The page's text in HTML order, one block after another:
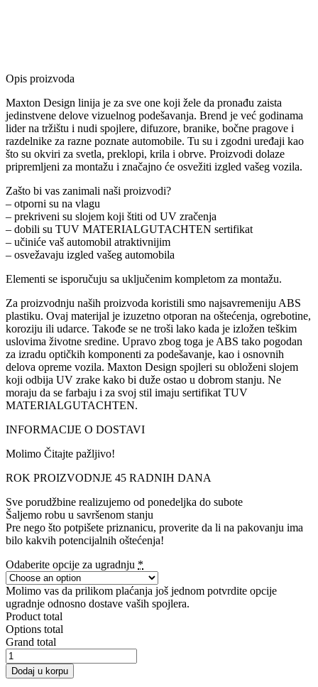
Opis proizvoda
Maxton Design linija je za sve one koji žele da pronađu zaista
jedinstvene delove vizuelnog podešavanja. Brend je već godinama
lider na tržištu i nudi spojlere, difuzore, branike, bočne pragove i
razdelnike za razne poznate automobile. Tu su i zgodni uređaji kao
što su okviri za svetla, preklopi, krila i obrve. Proizvodi dolaze
pripremljeni za montažu i značajno će osvežiti izgled vašeg vozila.
Zašto bi vas zanimali naši proizvodi?
– otporni su na vlagu
– prekriveni su slojem koji štiti od UV zračenja
– dobili su TUV MATERIALGUTACHTEN sertifikat
– učiniće vaš automobil atraktivnijim
– osvežavaju izgled vašeg automobila
Elementi se isporučuju sa uključenim kompletom za montažu.
Za proizvodnju naših proizvoda koristili smo najsavremeniju ABS
plastiku. Ovaj materijal je izuzetno otporan na oštećenja, ogrebotine,
koroziju ili udarce. Takođe se ne troši lako kada je izložen teškim
uslovima životne sredine. Upravo zbog toga je ABS tako pogodan
za izradu optičkih komponenti za podešavanje, kao i osnovnih
delova opreme vozila. Maxton Design spojleri su obloženi slojem
koji odbija UV zrake kako bi duže ostao u dobrom stanju. Ne
moraju da se farbaju i za svoj stil imaju sertifikat TUV
MATERIALGUTACHTEN.
INFORMACIJE O DOSTAVI
Molimo Čitajte pažljivo!
ROK PROIZVODNJE 45 RADNIH DANA
Sve porudžbine realizujemo od ponedeljka do subote
Šaljemo robu u savršenom stanju
Pre nego što potpišete priznanicu, proverite da li na pakovanju ima
bilo kakvih potencijalnih oštećenja!
Odaberite opcije za ugradnju *
Molimo vas da prilikom plaćanja još jednom potvrdite opcije
ugradnje odnosno dostave vaših spojlera.
Product total
Options total
Grand total
CENTRAL
REAR
SPLITTER
Dodaj u korpu